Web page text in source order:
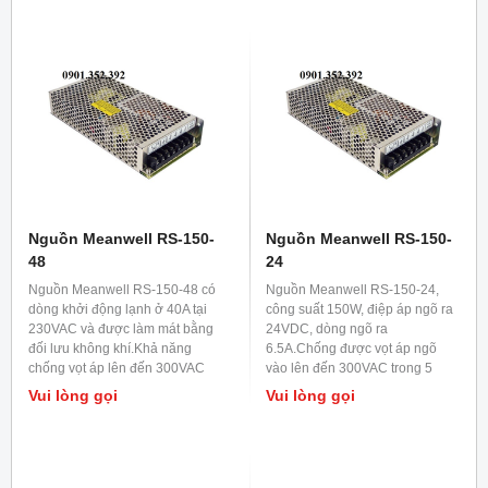
Nguồn Meanwell RS-150-
48
Nguồn Meanwell RS-150-48 có
dòng khởi động lạnh ở 40A tại
230VAC và được làm mát bằng
đối lưu không khí.Khả năng
chống vọt áp lên đến 300VAC
trong 5 giây.
Vui lòng gọi
Nguồn Meanwell RS-150-
24
Nguồn Meanwell RS-150-24,
công suất 150W, điệp áp ngõ ra
24VDC, dòng ngõ ra
6.5A.Chống được vọt áp ngõ
vào lên đến 300VAC trong 5
giây.
Vui lòng gọi